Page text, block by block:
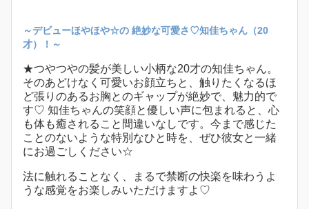
～デビューほやほや☆の 絶妙な可愛さ♡知佳ちゃん（20
才）！～
★つやつやの髪が美しい小柄な20才の知佳ちゃん。
そのあどけなく可愛いお顔立ちと、触りたくなるほ
ど張りのあるお胸とのギャップが絶妙で、魅力的で
す♡ 知佳ちゃんの笑顔と優しい声に包まれると、心
も体も癒されること間違いなしです。今まで感じた
ことのないような特別なひと時を、ぜひ彼女と一緒
にお過ごしください☆
法に触れることなく、まるで禁断の快楽を味わうよ
うな感覚をお楽しみいただけますよ♡